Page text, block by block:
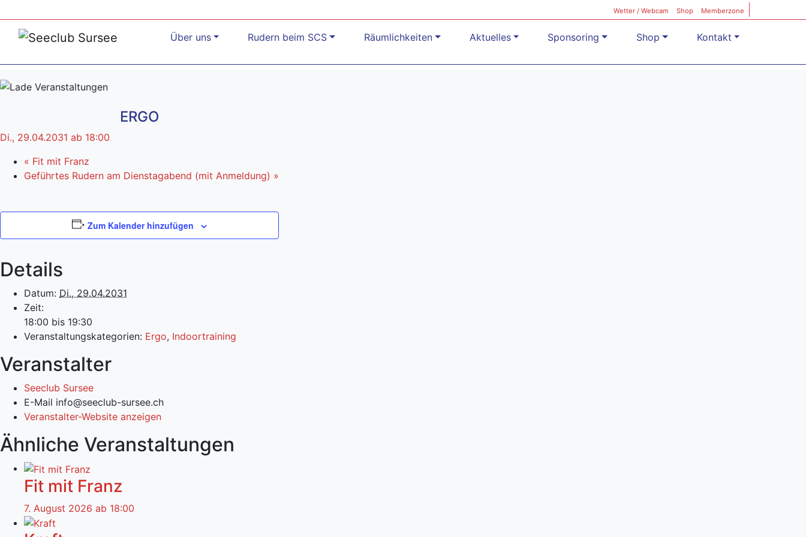
Wetter / Webcam Shop Memberzone
Über uns Rudern beim SCS Räumlichkeiten Aktuelles Sponsoring Shop Kontakt
ERGO
Di., 29.04.2031 ab 18:00
« Fit mit Franz
Geführtes Rudern am Dienstagabend (mit Anmeldung) »
Zum Kalender hinzufügen
Details
Datum: Di., 29.04.2031
Zeit:
18:00 bis 19:30
Veranstaltungskategorien: Ergo, Indoortraining
Veranstalter
Seeclub Sursee
E-Mail info@seeclub-sursee.ch
Veranstalter-Website anzeigen
Ähnliche Veranstaltungen
Fit mit Franz
7. August 2026 ab 18:00